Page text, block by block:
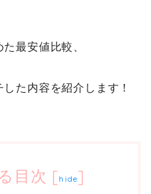
最安値比較、
た内容を紹介します！
目次 [ hide]